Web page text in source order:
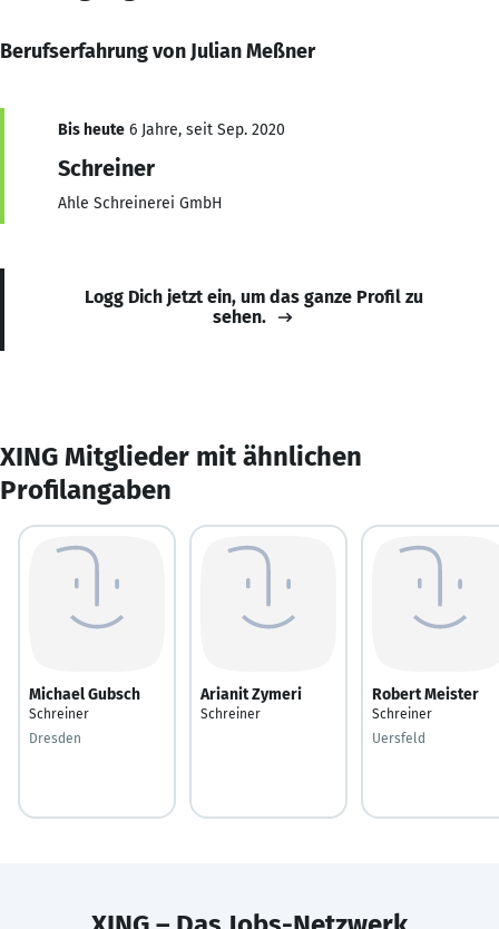
Berufserfahrung von Julian Meßner
Bis heute 6 Jahre, seit Sep. 2020
Schreiner
Ahle Schreinerei GmbH
Logg Dich jetzt ein, um das ganze Profil zu
sehen.
XING Mitglieder mit ähnlichen
Profilangaben
Michael Gubsch
Schreiner
Dresden
Arianit Zymeri
Schreiner
Robert Meister
Schreiner
Uersfeld